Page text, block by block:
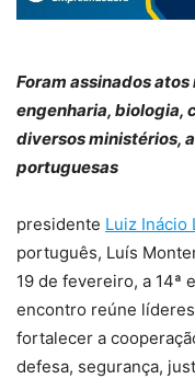
Foram assinados
engenharia, biologia,
diversos ministérios,
portuguesas
presidente Luiz Inácio
português, Luís
19 de fevereiro, a 14ª
encontro reúne
fortalecer a
defesa, segurança,